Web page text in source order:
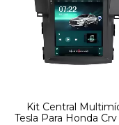
Kit Central
Tesla Para Honda Crv